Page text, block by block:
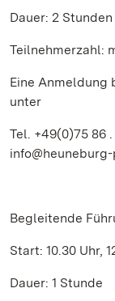
Dauer: 2 Stunden
Teilnehmerzahl:
Eine Anmeldung
unter
Tel. +49(0)75 86
Begleitende
Start: 10.30 Uhr,
Dauer: 1 Stunde